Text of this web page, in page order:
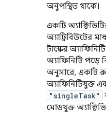
অনুপস্থিত থাকে।
একটি
অ্যাট্রিবিউটের
টাস্কের
অ্যাফিনিটি পড়ে
অনুসারে, একটি
অ্যাফিনিটিযুক্ত
"singleTask"
মোডযুক্ত